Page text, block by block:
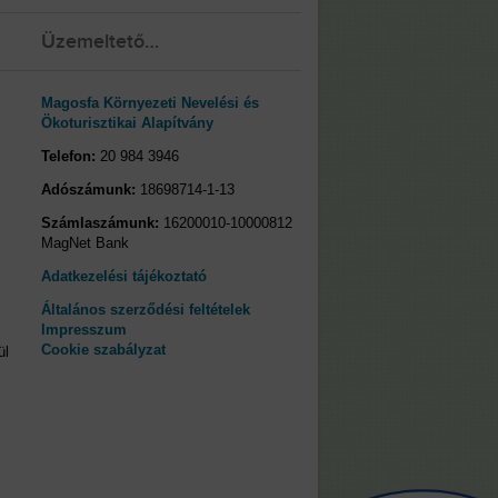
Üzemeltető…
Magosfa Környezeti Nevelési és
Ökoturisztikai Alapítvány
Telefon: 20 984 3946
Adószámunk: 18698714-1-13
Számlaszámunk: 16200010-10000812
MagNet Bank
Adatkezelési tájékoztató
Általános szerződési feltételek
Impresszum
Cookie szabályzat